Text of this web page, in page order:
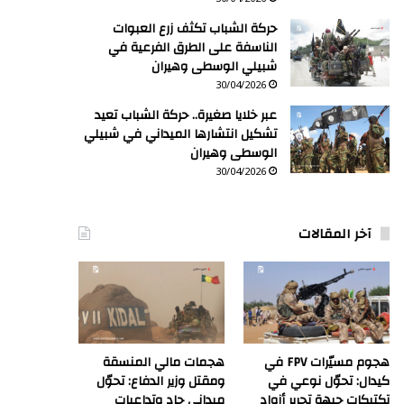
حركة الشباب تكثف زرع العبوات
الناسفة على الطرق الفرعية في
شبيلي الوسطى وهيران
30/04/2026
عبر خلايا صغيرة.. حركة الشباب تعيد
تشكيل انتشارها الميداني في شبيلي
الوسطى وهيران
30/04/2026
آخر المقالات
هجوم مسيّرات FPV في
كيدال: تحوّل نوعي في
هجمات مالي المنسقة
ومقتل وزير الدفاع: تحوّل